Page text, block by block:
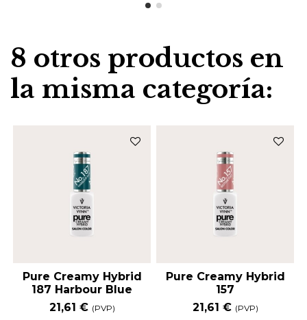
8 otros productos en
la misma categoría:
Pure Creamy Hybrid
187 Harbour Blue
21,61 € (PVP)
Pure Creamy Hybrid
157
21,61 € (PVP)